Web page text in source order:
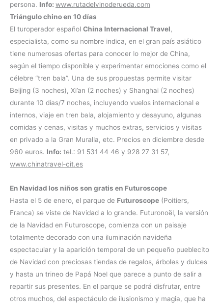
persona. Info: www.rutadelvinoderueda.com
Triángulo chino en 10 días
El turoperador español China Internacional Travel,
especialista, como su nombre indica, en el gran país asiático
tiene numerosas ofertas para conocer lo mejor de China,
según el tiempo disponible y experimentar emociones como el
célebre “tren bala”. Una de sus propuestas permite visitar
Beijing (3 noches), Xi’an (2 noches) y Shanghai (2 noches)
durante 10 días/7 noches, incluyendo vuelos internacional e
internos, viaje en tren bala, alojamiento y desayuno, algunas
comidas y cenas, visitas y muchos extras, servicios y visitas
en privado a la Gran Muralla, etc. Precios en diciembre desde
960 euros. Info: tel.: 91 531 44 46 y 928 27 31 57,
www.chinatravel-cit.es
En Navidad los niños son gratis en Futuroscope
Hasta el 5 de enero, el parque de Futuroscope (Poitiers,
Franca) se viste de Navidad a lo grande. Futuronoël, la versión
de la Navidad en Futuroscope, comienza con un paisaje
totalmente decorado con una iluminación navideña
espectacular y la aparición temporal de un pequeño pueblecito
de Navidad con preciosas tiendas de regalos, árboles y dulces
y hasta un trineo de Papá Noel que parece a punto de salir a
repartir sus presentes. En el parque se podrá disfrutar, entre
otros muchos, del espectáculo de ilusionismo y magia, que ha